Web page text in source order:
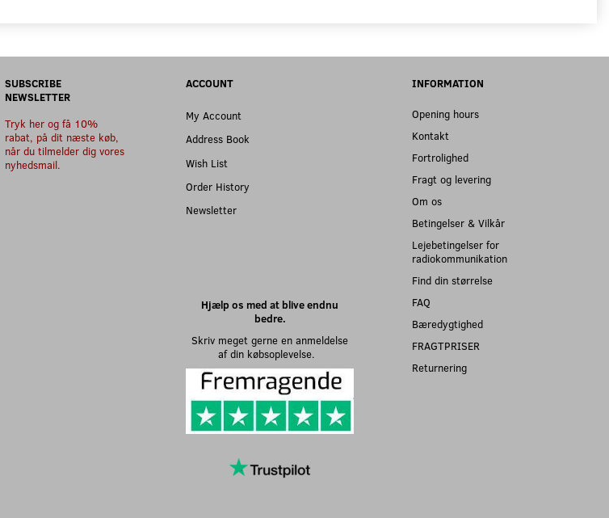
SUBSCRIBE
NEWSLETTER
Tryk her og få 10%
rabat, på dit næste køb,
når du tilmelder dig vores
nyhedsmail.
ACCOUNT
My Account
Address Book
Wish List
Order History
Newsletter
Hjælp os med at blive endnu
bedre.
Skriv meget gerne en anmeldelse
af din købsoplevelse.
INFORMATION
Opening hours
Kontakt
Fortrolighed
Fragt og levering
Om os
Betingelser & Vilkår
Lejebetingelser for
radiokommunikation
Find din størrelse
FAQ
Bæredygtighed
FRAGTPRISER
Returnering